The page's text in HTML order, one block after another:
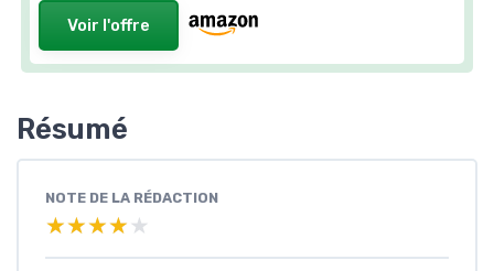
Voir l'offre
Résumé
NOTE DE LA RÉDACTION
★★★★★
★★★★★